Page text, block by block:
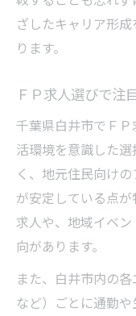
ざしたキャリア形
ります。
ＦＰ求人選びで注
千葉県白井市でＦ
活環境を意識した
く、地元住民向け
が安定している点
求人や、地域イベ
向があります。
また、白井市内の
など）ごとに通勤